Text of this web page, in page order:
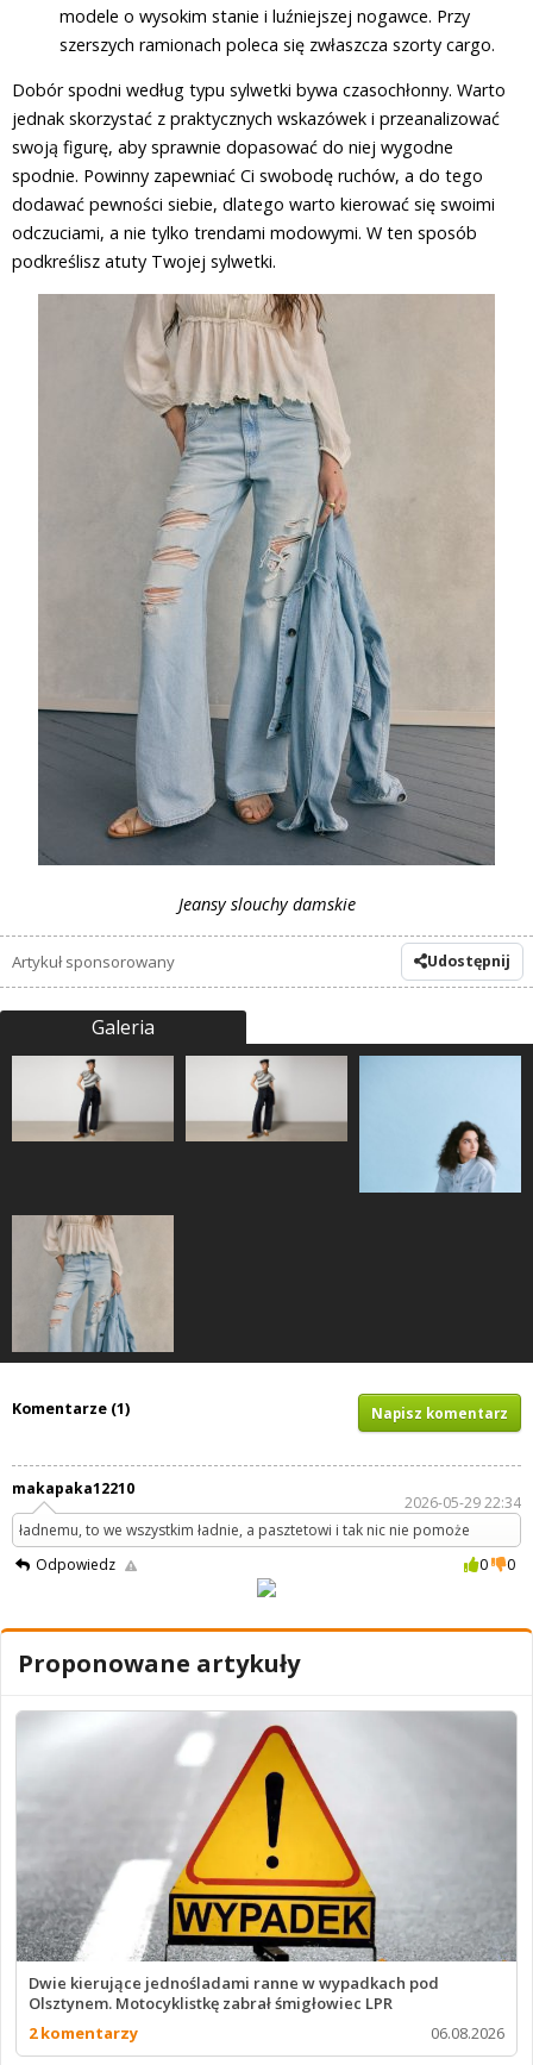
modele o wysokim stanie i luźniejszej nogawce. Przy
szerszych ramionach poleca się zwłaszcza szorty cargo.
Dobór spodni według typu sylwetki bywa czasochłonny. Warto
jednak skorzystać z praktycznych wskazówek i przeanalizować
swoją figurę, aby sprawnie dopasować do niej wygodne
spodnie. Powinny zapewniać Ci swobodę ruchów, a do tego
dodawać pewności siebie, dlatego warto kierować się swoimi
odczuciami, a nie tylko trendami modowymi. W ten sposób
podkreślisz atuty Twojej sylwetki.
Jeansy slouchy damskie
Artykuł sponsorowany Udostępnij
Galeria
Komentarze (1) Napisz komentarz
makapaka12210
2026-05-29 22:34
ładnemu, to we wszystkim ładnie, a pasztetowi i tak nic nie pomoże
Odpowiedz
0 0
Proponowane artykuły
Dwie kierujące jednośladami ranne w wypadkach pod
Olsztynem. Motocyklistkę zabrał śmigłowiec LPR
2 komentarzy
06.08.2026